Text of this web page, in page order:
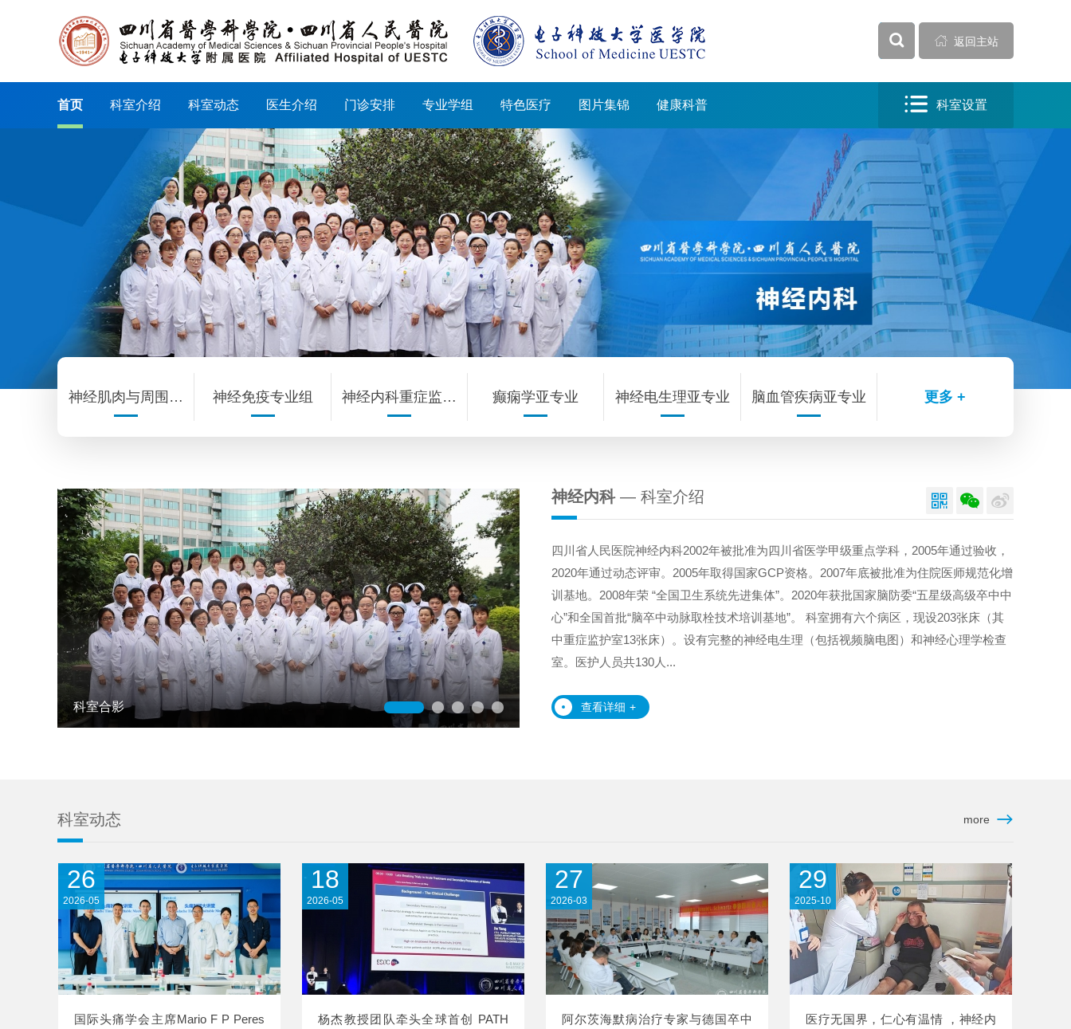
全部

  返回主站
首页 科室介绍 科室动态 医生介绍 门诊安排 专业学组 特色医疗 图片集锦 健康科普  科室设置
神经肌肉与周围神
神经免疫专业组
神经内科重症监护
癫痫学亚专业 神经电生理亚专业 脑血管疾病亚专业 更多 +
科室合影 护士站
神经内科— 科室介绍   
四川省人民医院神经内科2002年被批准为四川省医学甲级重点学科，2005年通过验收，
2020年通过动态评审。2005年取得国家GCP资格。2007年底被批准为住院医师规范化增
训基地。2008年荣 “全国卫生系统先进集体”。2020年获批国家脑防委“五星级高级卒中中
心”和全国首批“脑卒中动脉取栓技术培训基地”。 科室拥有六个病区，现设203张床（其
中重症监护室13张床）。设有完整的神经电生理（包括视频脑电图）和神经心理学检查
室。医护人员共130人...
查看详细 +
科室动态 more
26
2026-05
国际头痛学会主席Mario F P Peres
18
2026-05
杨杰教授团队牵头全球首创 PATH
27
2026-03
阿尔茨海默病治疗专家与德国卒中
29
2025-10
医疗无国界，仁心有温情 ，神经内